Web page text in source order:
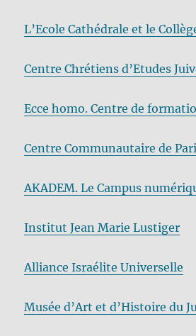
L’Ecole Cathédrale et le
Centre Chrétiens d’Etudes
Ecce homo. Centre de
Centre Communautaire de
AKADEM. Le Campus
Institut Jean Marie Lustiger
Alliance Israélite Universelle
Musée d’Art et d’Histoire du